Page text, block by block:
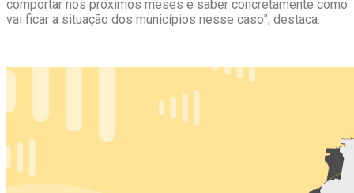
comportar nos próximos meses e saber concretamente como
vai ficar a situação dos municípios nesse caso”, destaca.